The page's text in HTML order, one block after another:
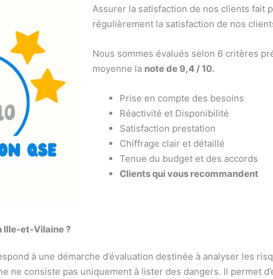
Assurer la satisfaction de nos clients fait
régulièrement la satisfaction de nos
Nous sommes évalués selon 6 critères
moyenne la note de 9,4 / 10.
Prise en compte des besoins
Réactivité et Disponibilité
Satisfaction prestation
Chiffrage clair et détaillé
Tenue du budget et des accords
Clients qui vous recommandent
Ille-et-Vilaine ?
à une démarche d’évaluation destinée à analyser les
ne consiste pas uniquement à lister des dangers. Il permet